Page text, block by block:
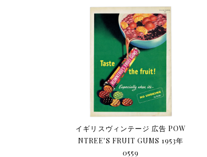
イギリスヴィンテージ 広告 POW
NTREE'S FRUIT GUMS 1953年
0559